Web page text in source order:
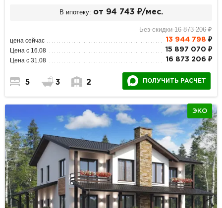
В ипотеку: от 94 743 ₽/мес.
Без скидки 16 873 206 ₽
цена сейчас 13 944 798 ₽
Цена с 16.08 15 897 070 ₽
Цена с 31.08 16 873 206 ₽
5 3 2 ПОЛУЧИТЬ РАСЧЕТ
ЭКО